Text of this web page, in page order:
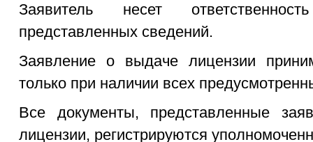
Заявитель несет
представленных сведений.
Заявление о выдаче лицензии
только при наличии всех
Все документы, представленные
лицензии, регистрируются